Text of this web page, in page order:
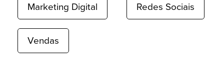
Marketing Digital Redes Sociais
Vendas